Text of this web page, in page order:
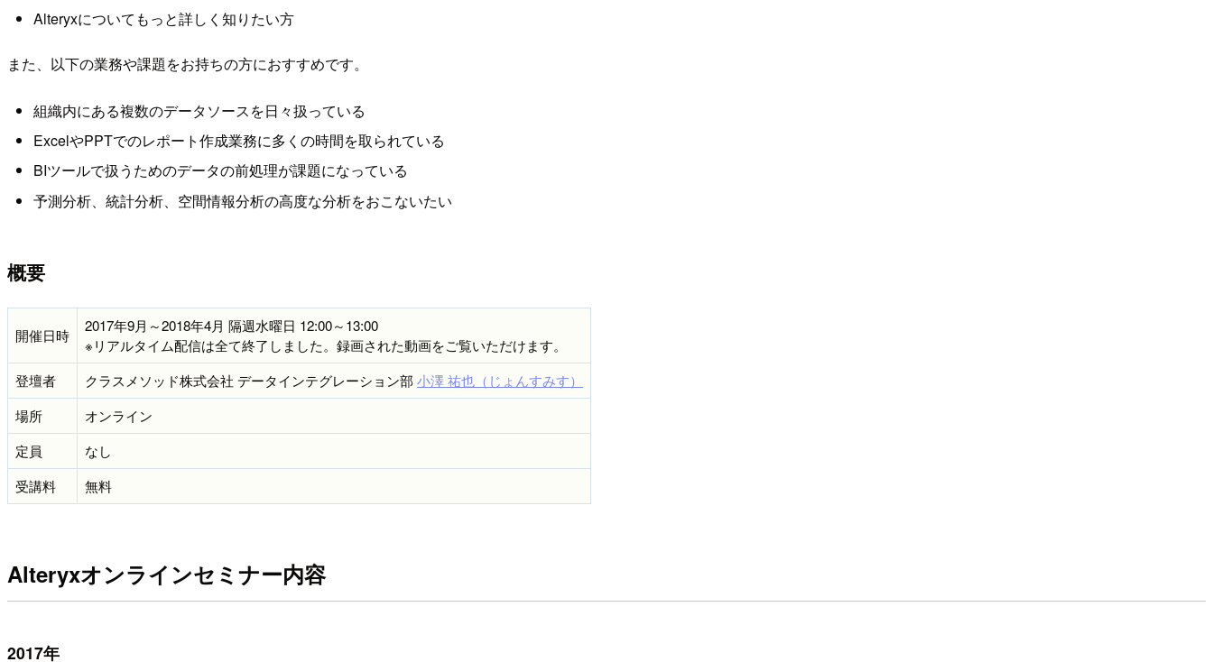
Alteryxについてもっと詳しく知りたい方
また、以下の業務や課題をお持ちの方におすすめです。
組織内にある複数のデータソースを日々扱っている
ExcelやPPTでのレポート作成業務に多くの時間を取られている
BIツールで扱うためのデータの前処理が課題になっている
予測分析、統計分析、空間情報分析の高度な分析をおこないたい
概要
開催日時
2017年9月～2018年4月 隔週水曜日 12:00～13:00
※リアルタイム配信は全て終了しました。録画された動画をご覧いただけます。
登壇者
クラスメソッド株式会社 データインテグレーション部 小澤 祐也（じょんすみす）
場所
オンライン
定員
なし
受講料
無料
Alteryxオンラインセミナー内容
2017年